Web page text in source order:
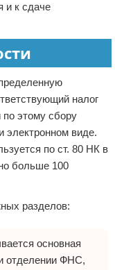
и к сдаче
налог
этому сбору
электронном виде.
по ст. 80 НК в
больше 100
разделов:
основная
отделении ФНС,